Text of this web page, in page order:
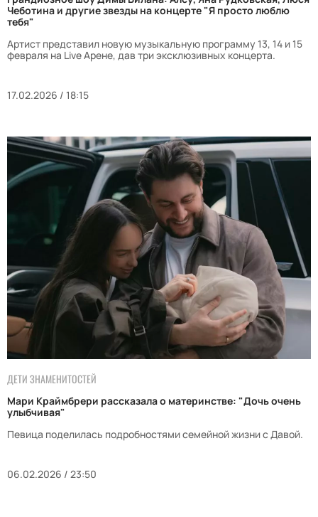
Чеботина и другие звезды на концерте "Я просто люблю
тебя"
Артист представил новую музыкальную программу 13, 14 и 15
февраля на Live Арене, дав три эксклюзивных концерта.
17.02.2026 / 18:15
ДЕТИ ЗНАМЕНИТОСТЕЙ
Мари Краймбрери рассказала о материнстве: "Дочь очень
улыбчивая"
Певица поделилась подробностями семейной жизни с Давой.
06.02.2026 / 23:50